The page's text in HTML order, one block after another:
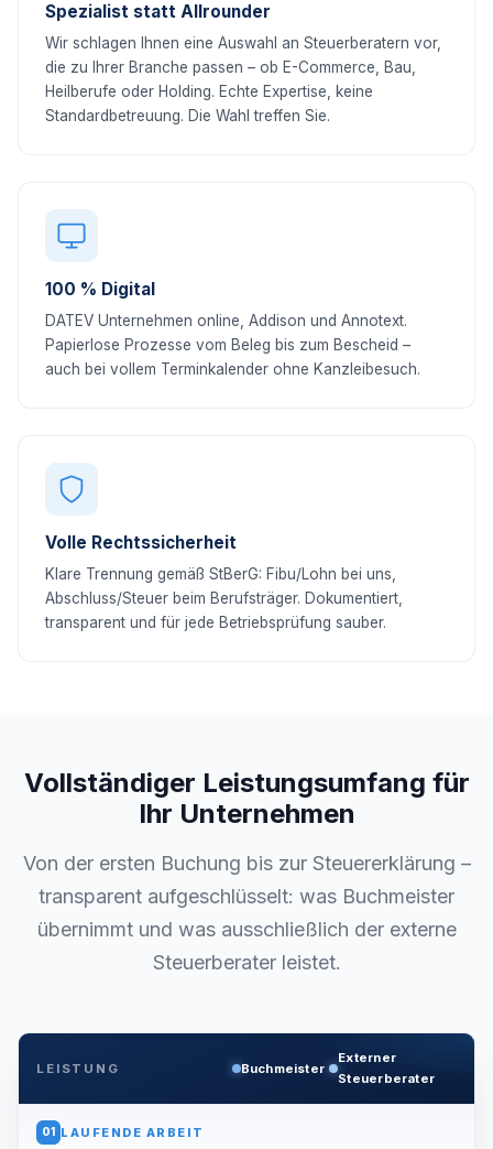
Spezialist statt Allrounder
Wir schlagen Ihnen eine Auswahl an Steuerberatern vor,
die zu Ihrer Branche passen – ob E-Commerce, Bau,
Heilberufe oder Holding. Echte Expertise, keine
Standardbetreuung. Die Wahl treffen Sie.
100 % Digital
DATEV Unternehmen online, Addison und Annotext.
Papierlose Prozesse vom Beleg bis zum Bescheid –
auch bei vollem Terminkalender ohne Kanzleibesuch.
Volle Rechtssicherheit
Klare Trennung gemäß StBerG: Fibu/Lohn bei uns,
Abschluss/Steuer beim Berufsträger. Dokumentiert,
transparent und für jede Betriebsprüfung sauber.
Vollständiger Leistungsumfang für
Ihr Unternehmen
Von der ersten Buchung bis zur Steuererklärung –
transparent aufgeschlüsselt: was Buchmeister
übernimmt und was ausschließlich der externe
Steuerberater leistet.
LEISTUNG Buchmeister
Externer
Steuerberater
01 LAUFENDE ARBEIT